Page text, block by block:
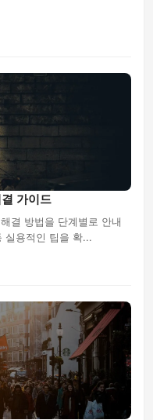
가이드
결 방법을 단계별로 안내
실용적인 팁을 확...